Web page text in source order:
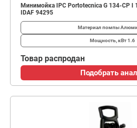
Минимойка IPC Portotecnica G 134-CP I
IDAF 94295
Материал помпы
Мощность, кВт1.6
Товар распродан
Подобрать